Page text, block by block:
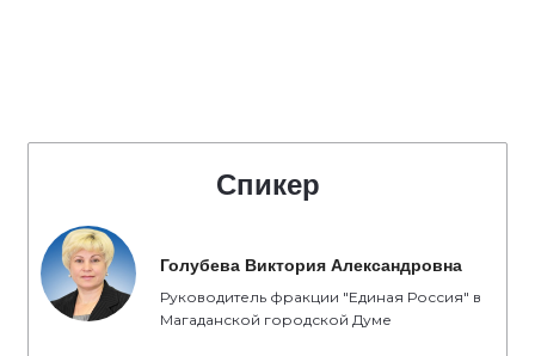
Спикер
Голубева Виктория Александровна
Руководитель фракции "Единая Россия" в
Магаданской городской Думе